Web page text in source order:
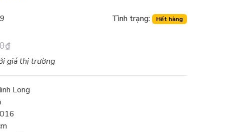
Tình trạng: Hết hàng
giá thị trường
Long